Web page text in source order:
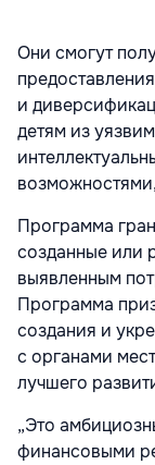
Они смогут
и
детям из
Программа
созданные или
выявленным
Программа
создания и
с органами
лучшего
„Это
финансовыми